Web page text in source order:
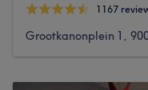
1167
Grootkanonplein 1,